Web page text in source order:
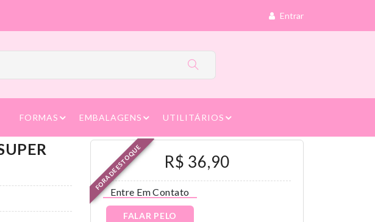
Entrar
FORMAS EMBALAGENS UTILITÁRIOS
FORA DE ESTOQUE R$ 36,90
Entre Em Contato
FALAR PELO